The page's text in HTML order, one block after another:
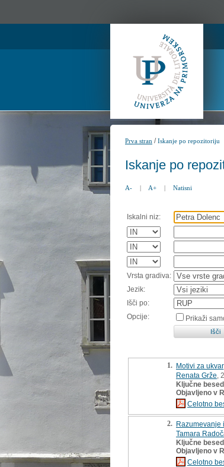
Prva stran /Iskanje po repozitoriju
Iskanje po
A- | A+ | Natisni
Iskalni niz:
Vrsta gradiva:
Jezik:
Išči po:
Opcije:
Prikaži
1. Motivi za
Renata Grže
Ključne
Objavljeno v
Celotno
2. Razumevanje
Tamara
Ključne
Objavljeno v
Celotno